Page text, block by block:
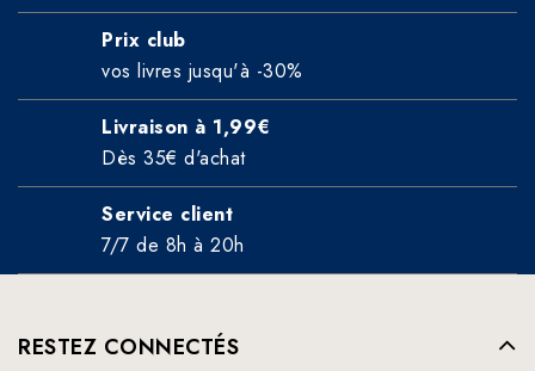
Prix club
vos livres jusqu'à -30%
Livraison à 1,99€
Dès 35€ d'achat
Service client
7/7 de 8h à 20h
RESTEZ CONNECTÉS